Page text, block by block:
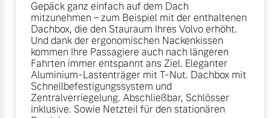
Finanzierung & Leasing
Versicherung
Gepäck ganz einfach auf dem Dach
mitzunehmen – zum Beispiel mit der enthaltenen
Dachbox, die den Stauraum Ihres Volvo erhöht.
Und dank der ergonomischen Nackenkissen
kommen Ihre Passagiere auch nach längeren
Fahrten immer entspannt ans Ziel. Eleganter
Aluminium-Lastenträger mit T-Nut. Dachbox mit
Schnellbefestigungssystem und
Zentralverriegelung. Abschließbar, Schlösser
inklusive. Sowie Netzteil für den stationären